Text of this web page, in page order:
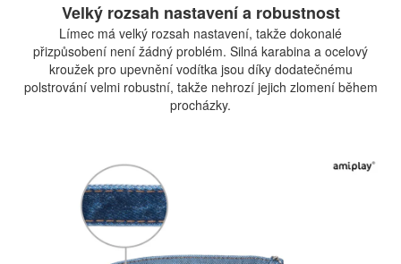
Velký rozsah nastavení a robustnost
Límec má velký rozsah nastavení, takže dokonalé
přizpůsobení není žádný problém. Silná karabina a ocelový
kroužek pro upevnění vodítka jsou díky dodatečnému
polstrování velmi robustní, takže nehrozí jejich zlomení během
procházky.